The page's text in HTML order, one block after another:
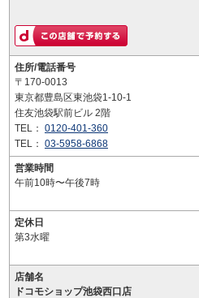
住所/電話番号
〒170-0013
東京都豊島区東池袋1-10-1
住友池袋駅前ビル 2階
TEL： 0120-401-360
TEL： 03-5958-6868
営業時間
午前10時〜午後7時
定休日
第3水曜
店舗名
ドコモショップ池袋西口店